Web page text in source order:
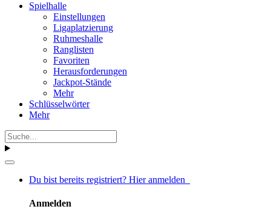
Spielhalle
Einstellungen
Ligaplatzierung
Ruhmeshalle
Ranglisten
Favoriten
Herausforderungen
Jackpot-Stände
Mehr
Schlüsselwörter
Mehr
Du bist bereits registriert? Hier anmelden
Anmelden